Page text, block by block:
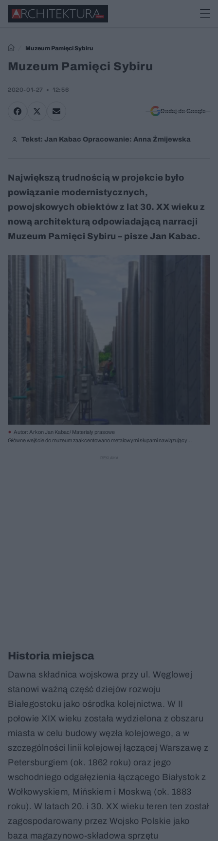
Muzeum Pamięci Sybiru
Muzeum Pamięci Sybiru
2020-01-27 12:56
Dodaj do Google
Tekst: Jan Kabac Opracowanie: Anna Żmijewska
Największą trudnością w projekcie było
powiązanie modernistycznych,
powojskowych obiektów z lat 30. XX wieku z
nową architekturą odpowiadającą narracji
Muzeum Pamięci Sybiru – pisze Jan Kabac.
Autor: Arkon Jan Kabac/ Materiały prasowe
Główne wejście do muzeum zaakcentowano metalowymi słupami nawiązującymi
Historia miejsca
Dawna składnica wojskowa przy ul. Węglowej
stanowi ważną część dziejów rozwoju
Białegostoku jako ośrodka kolejnictwa. W II
połowie XIX wieku została wydzielona z obszaru
miasta w celu budowy węzła kolejowego, a w
szczególności linii kolejowej łączącej Warszawę z
Petersburgiem (ok. 1862 roku) oraz jego
wschodniego odgałęzienia łączącego Białystok z
Wołkowyskiem, Mińskiem i Moskwą (ok. 1883
roku). W latach 20. i 30. XX wieku teren ten został
zagospodarowany przez Wojsko Polskie jako
baza magazynowo-składowa sprzętu